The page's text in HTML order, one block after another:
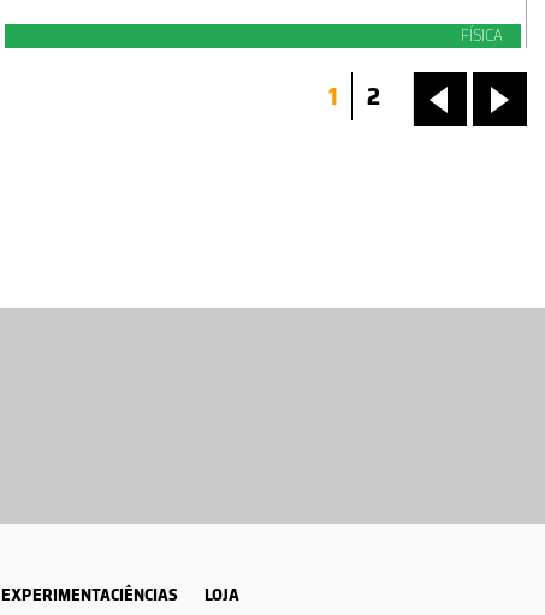
FÍSICA
«
1 2 »
EXPERIMENTACIÊNCIAS LOJA